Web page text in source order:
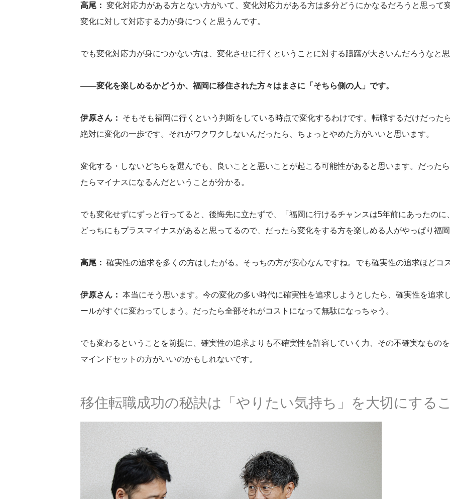
高尾： 変化対応力がある方とない方がいて、変化対応力がある方は多分どうにかなるだろうと思って
変化に対して対応する力が身につくと思うんです。
でも変化対応力が身につかない方は、変化させに行くということに対する躊躇が大きいんだろうなと
――変化を楽しめるかどうか、福岡に移住された方々はまさに「そちら側の人」です。
伊原さん：
そもそも福岡に行くという判断をしている時点で変化するわけです。転職するだけだった
絶対に変化の一歩です。それがワクワクしないんだったら、ちょっとやめた方がいいと思います。
変化する・しないどちらを選んでも、良いことと悪いことが起こる可能性があると思います。だった
たらマイナスになるんだということが分かる。
でも変化せずにずっと行ってると、後悔先に立たずで、「福岡に行けるチャンスは5年前にあったの
どっちにもプラスマイナスがあると思ってるので、だったら変化をする方を楽しめる人がやっぱり福
高尾： 確実性の追求を多くの方はしたがる。そっちの方が安心なんですね。でも確実性の追求ほどコ
伊原さん： 本当にそう思います。今の変化の多い時代に確実性を追求しようとしたら、確実性を追求
ールがすぐに変わってしまう。だったら全部それがコストになって無駄になっちゃう。
でも変わるということを前提に、確実性の追求よりも不確実性を許容していく力、その不確実なもの
マインドセットの方がいいのかもしれないです。
移住転職成功の秘訣は「やりたい気持ち」を大切にする